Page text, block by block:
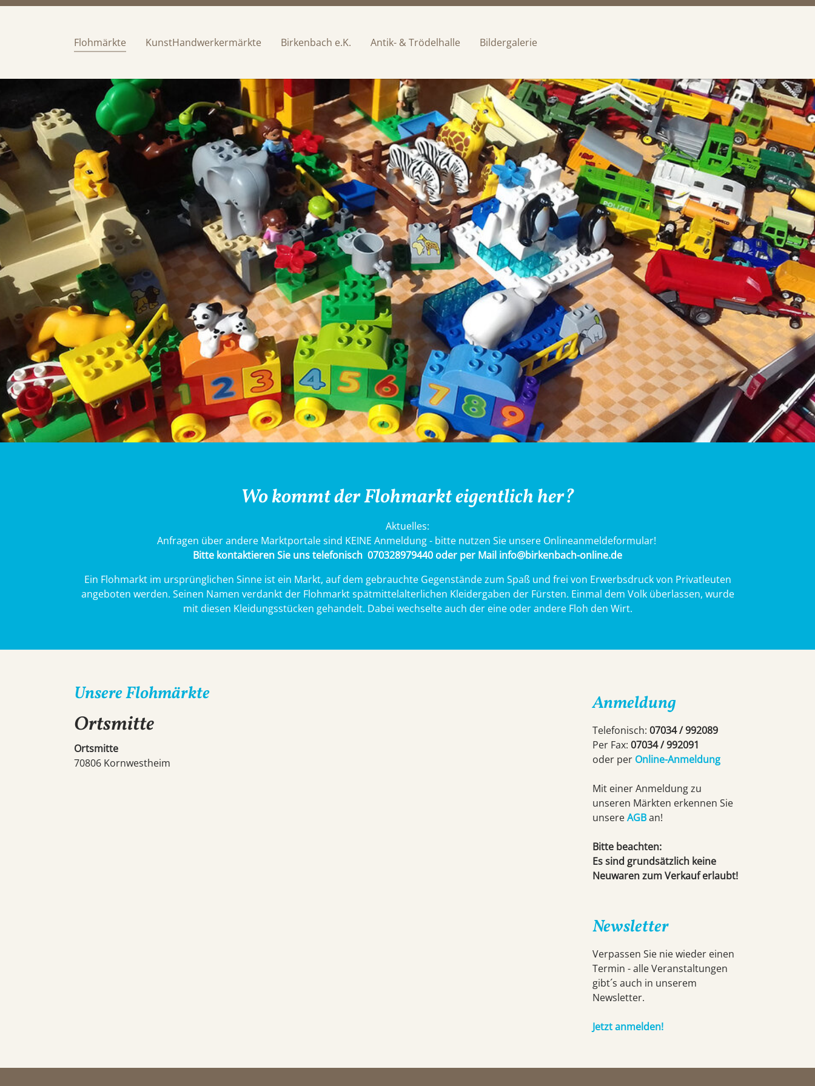
Zum Hauptinhalt springen
Flohmärkte (current)
KunstHandwerkermärkte Birkenbach e.K. Antik- & Trödelhalle Bildergalerie
Wo kommt der Flohmarkt eigentlich her?
Aktuelles:
Anfragen über andere Marktportale sind KEINE Anmeldung - bitte nutzen Sie unsere Onlineanmeldeformular!
Bitte kontaktieren Sie uns telefonisch 070328979440 oder per Mail info@birkenbach-online.de
Ein Flohmarkt im ursprünglichen Sinne ist ein Markt, auf dem gebrauchte Gegenstände zum Spaß und frei von Erwerbsdruck von Privatleuten
angeboten werden. Seinen Namen verdankt der Flohmarkt spätmittelalterlichen Kleidergaben der Fürsten. Einmal dem Volk überlassen, wurde
mit diesen Kleidungsstücken gehandelt. Dabei wechselte auch der eine oder andere Floh den Wirt.
Unsere Flohmärkte
Ortsmitte
Ortsmitte
70806 Kornwestheim
Anmeldung
Telefonisch: 07034 / 992089
Per Fax: 07034 / 992091
oder per Online-Anmeldung
Mit einer Anmeldung zu
unseren Märkten erkennen Sie
unsereAGBan!
Bitte beachten:
Es sind grundsätzlich keine
Neuwaren zum Verkauf erlaubt!
Newsletter
Verpassen Sie nie wieder einen
Termin - alle Veranstaltungen
gibt´s auch in unserem
Newsletter.
Jetzt anmelden!